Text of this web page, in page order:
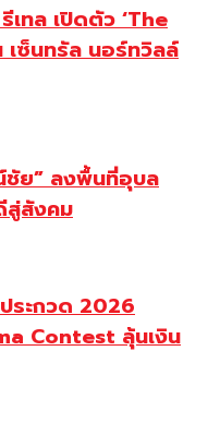
เทล เปิดตัว ‘The
ซ็นทรัล นอร์ทวิลล์
ย” ลงพื้นที่อุบล
สู่สังคม
ระกวด 2026
Contest ลุ้นเงิน